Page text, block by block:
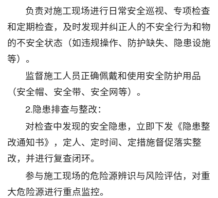
负责对施工现场进行日常安全巡视、专项检查
和定期检查，及时发现并纠正人的不安全行为和物
的不安全状态（如违规操作、防护缺失、隐患设施
等）。
监督施工人员正确佩戴和使用安全防护用品
（安全帽、安全带、安全网等）。
2.隐患排查与整改：
对检查中发现的安全隐患，立即下发《隐患整
改通知书》，定人、定时间、定措施督促落实整
改，并进行复查闭环。
参与施工现场的危险源辨识与风险评估，对重
大危险源进行重点监控。